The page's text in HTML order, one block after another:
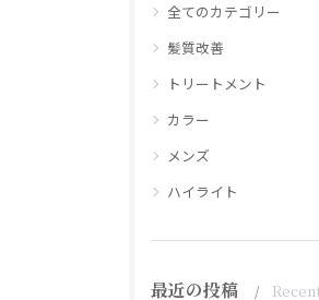
全てのカテゴリー
髪質改善
トリートメント
カラー
メンズ
ハイライト
最近の投稿